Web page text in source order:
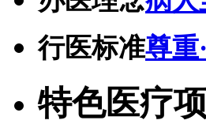
行医标准尊重
特色医疗